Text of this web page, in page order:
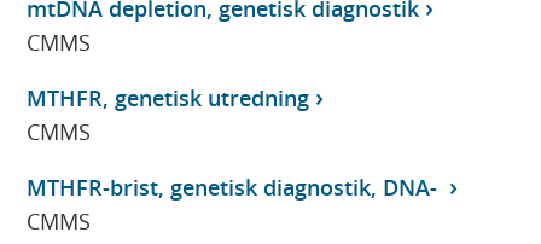
mtDNA depletion, genetisk diagnostik
CMMS
MTHFR, genetisk utredning
CMMS
MTHFR-brist, genetisk diagnostik, DNA-
CMMS